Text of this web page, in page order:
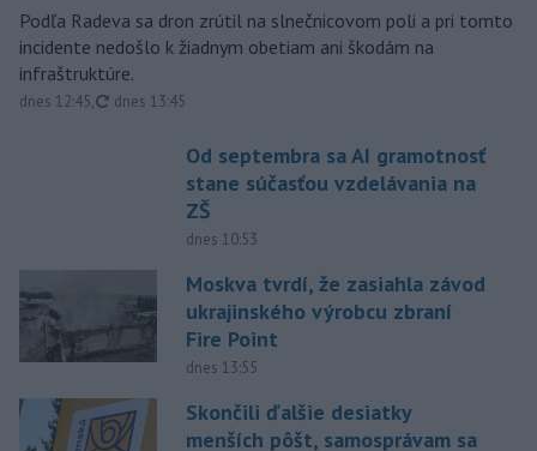
Podľa Radeva sa dron zrútil na slnečnicovom poli a pri tomto
incidente nedošlo k žiadnym obetiam ani škodám na
infraštruktúre.
dnes 12:45, aktualizované
dnes 13:45
Od septembra sa AI gramotnosť
stane súčasťou vzdelávania na
ZŠ
dnes 10:53
Moskva tvrdí, že zasiahla závod
ukrajinského výrobcu zbraní
Fire Point
dnes 13:55
Skončili ďalšie desiatky
menších pôšt, samosprávam sa